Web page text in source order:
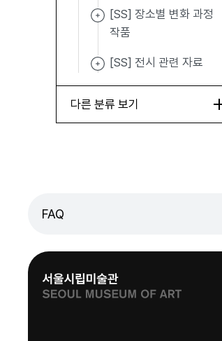
[SS] 장소별 변화 과정
작품
[SS] 전시 관련 자료
다른 분류 보기
처음페이지이전페이지
FAQ